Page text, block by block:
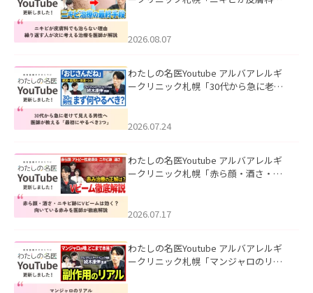
ました。
2026.08.07
わたしの名医Youtube アルバアレルギ
ークリニック札幌「30代から急に老け
た。
2026.07.24
わたしの名医Youtube アルバアレルギ
ークリニック札幌「赤ら顔・酒さ・ニ
した。
2026.07.17
わたしの名医Youtube アルバアレルギ
ークリニック札幌「マンジャロのリア